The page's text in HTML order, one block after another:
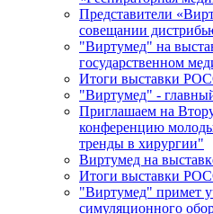
Представители
совещании
"Виртумед" на
государственном
Итоги выставки
"Виртумед" -
Приглашаем на
конференцию
тренды в хирургии"
Виртумед на
Итоги выставки
"Виртумед" примет
симуляционного